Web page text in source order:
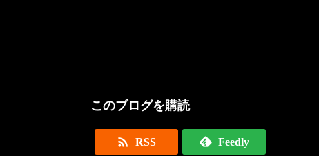
このブログを購読
 RSS Feedly